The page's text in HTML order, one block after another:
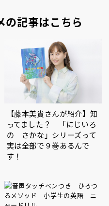
の記事はこちら
【藤本美貴さんが紹介】知
ってました？ 「にじいろ
の さかな」シリーズって
実は全部で９巻あるんで
す！